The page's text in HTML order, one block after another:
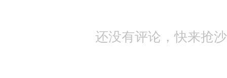
还没有评论，快来抢